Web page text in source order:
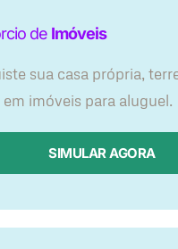
de Imóveis
sua casa própria,
imóveis para aluguel.
SIMULAR AGORA​